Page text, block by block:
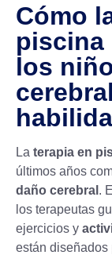
Cómo
piscina
los
La terapia en
últimos años
daño cerebral .
los terapeutas
ejercicios y
están diseñados